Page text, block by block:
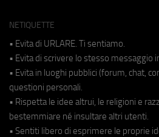
NETIQUETTE
• Evita di URLARE. Ti sentiamo.
• Evita di scrivere lo stesso messaggio
• Evita in luoghi pubblici (forum, chat,
questioni personali.
• Rispetta le idee altrui, le religioni e
bestemmiare né insultare altri utenti.
• Sentiti libero di esprimere le proprie